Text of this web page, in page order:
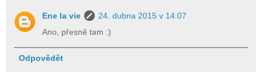
Ene la vie
24. dubna 2015 v 14:07
Ano, přesně tam :)
Odpovědět